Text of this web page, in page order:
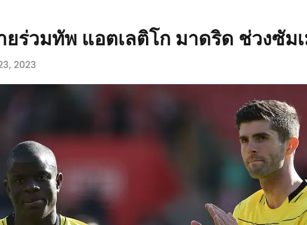
ยร่วมทัพ แอตเลติโก มาดริด ช่วงซัม
2023